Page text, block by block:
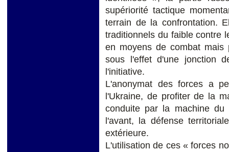
supériorité tactique
terrain de la confrontation.
traditionnels du faible contre
en moyens de combat mais
sous l'effet d'une jonction
l'initiative.
L'anonymat des forces a
l'Ukraine, de profiter de la
conduite par la machine
l'avant, la défense
extérieure.
L'utilisation de ces « forces